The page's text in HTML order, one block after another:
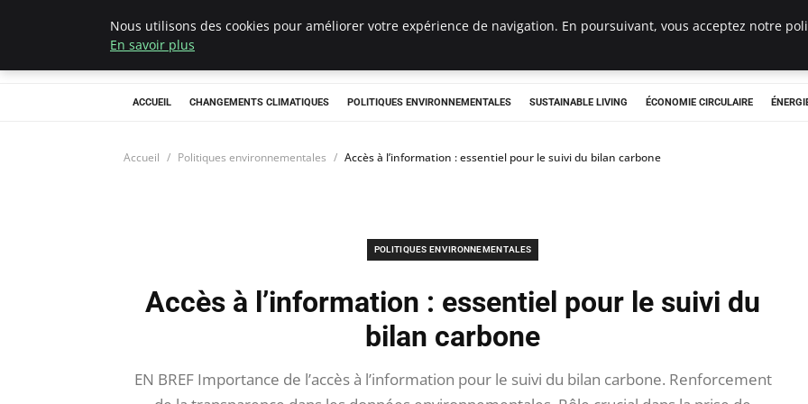
Climategatecountryclub.com
ACCUEIL CHANGEMENTS CLIMATIQUES POLITIQUES ENVIRONNEMENTALES SUSTAINABLE LIVING ÉCONOMIE CIRCULAIRE
Accueil Politiques environnementales Accès à l’information : essentiel pour le suivi du bilan carbone
POLITIQUES ENVIRONNEMENTALES
Accès à l’information : essentiel pour le suivi du
bilan carbone
EN BREF Importance de l’accès à l’information pour le suivi du bilan carbone. Renforcement
Nous utilisons des cookies pour améliorer votre expérience de navigation. En poursuivant, vous acceptez notre
En savoir plus